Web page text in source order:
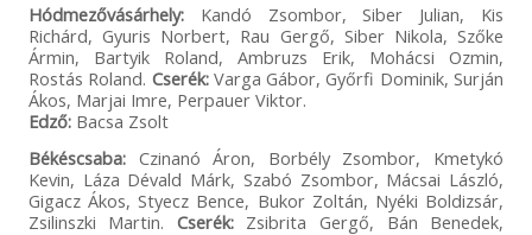
Hódmezővásárhely:Kandó Zsombor, Siber Julian, Kis
Richárd, Gyuris Norbert, Rau Gergő, Siber Nikola, Szőke
Ármin, Bartyik Roland, Ambruzs Erik, Mohácsi Ozmin,
Rostás Roland. Cserék:Varga Gábor, Győrfi Dominik, Surján
Ákos, Marjai Imre, Perpauer Viktor.
Edző:Bacsa Zsolt
Békéscsaba:Czinanó Áron, Borbély Zsombor, Kmetykó
Kevin, Láza Dévald Márk, Szabó Zsombor, Mácsai László,
Gigacz Ákos, Styecz Bence, Bukor Zoltán, Nyéki Boldizsár,
Zsilinszki Martin. Cserék:Zsibrita Gergő, Bán Benedek,